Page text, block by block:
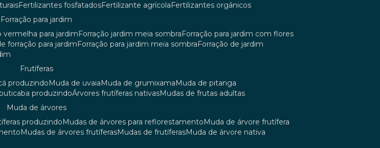
fertilizantes fosfatados fertilizante agrícola
fertilizantes orgânicos
forração para jardim
vermelha para jardim forração jardim meia sombra
forração para jardim com flores
forração para jardim forração para jardim meia sombra
forração de jardim
frutíferas
produzindo muda de uvaia muda de grumixama
muda de pitanga
produzindo árvores frutíferas nativas
mudas de frutas adultas
muda de árvores
produzindo mudas de árvores para reflorestamento
muda de árvore frutífera
mudas de árvores frutíferas mudas de frutíferas
muda de árvore nativa